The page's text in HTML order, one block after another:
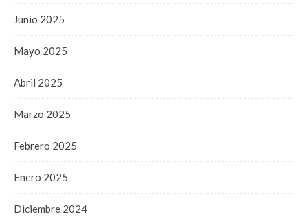
Junio 2025
Mayo 2025
Abril 2025
Marzo 2025
Febrero 2025
Enero 2025
Diciembre 2024